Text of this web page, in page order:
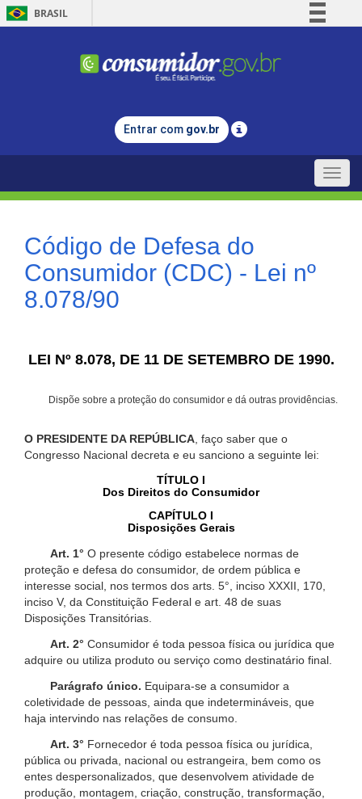
BRASIL
Comunica BR
Legislação
Entrar com gov.br
Toggle
Código de Defesa do
Consumidor (CDC) - Lei nº
8.078/90
LEI Nº 8.078, DE 11 DE SETEMBRO DE 1990.
Dispõe sobre a proteção do consumidor e dá outras providências.
O PRESIDENTE DA REPÚBLICA , faço saber que o
Congresso Nacional decreta e eu sanciono a seguinte lei:
TÍTULO I
Dos Direitos do Consumidor
CAPÍTULO I
Disposições Gerais
Art. 1° O presente código estabelece normas de
proteção e defesa do consumidor, de ordem pública e
interesse social, nos termos dos arts. 5°, inciso XXXII, 170,
inciso V, da Constituição Federal e art. 48 de suas
Disposições Transitórias.
Art. 2° Consumidor é toda pessoa física ou jurídica que
adquire ou utiliza produto ou serviço como destinatário final.
Parágrafo único. Equipara-se a consumidor a
coletividade de pessoas, ainda que indetermináveis, que
haja intervindo nas relações de consumo.
Art. 3° Fornecedor é toda pessoa física ou jurídica,
pública ou privada, nacional ou estrangeira, bem como os
entes despersonalizados, que desenvolvem atividade de
produção, montagem, criação, construção, transformação,